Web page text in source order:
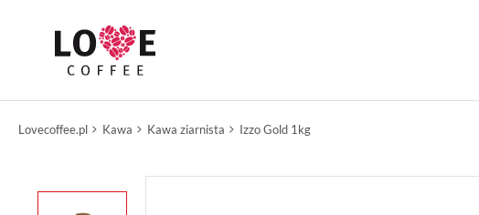
Lovecoffee.pl Kawa Kawa ziarnista Izzo Gold 1kg